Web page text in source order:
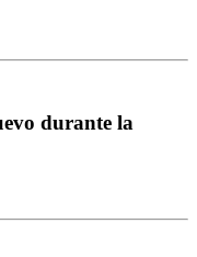
durante la